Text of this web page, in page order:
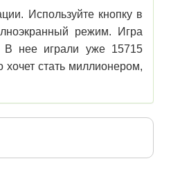
Используйте кнопку в
режим. Игра
В нее играли уже 15715
стать миллионером,